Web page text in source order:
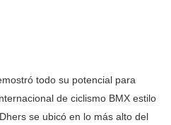
todo su potencial para
de ciclismo BMX estilo
se ubicó en lo más alto del